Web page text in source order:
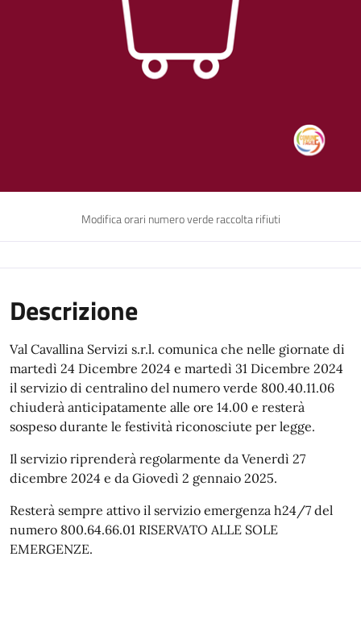
Modifica orari numero verde raccolta rifiuti
Descrizione
Val Cavallina Servizi s.r.l. comunica che nelle giornate di
martedì 24 Dicembre 2024 e martedì 31 Dicembre 2024
il servizio di centralino del numero verde 800.40.11.06
chiuderà anticipatamente alle ore 14.00 e resterà
sospeso durante le festività riconosciute per legge.
Il servizio riprenderà regolarmente da Venerdì 27
dicembre 2024 e da Giovedì 2 gennaio 2025.
Resterà sempre attivo il servizio emergenza h24/7 del
numero 800.64.66.01 RISERVATO ALLE SOLE
EMERGENZE.